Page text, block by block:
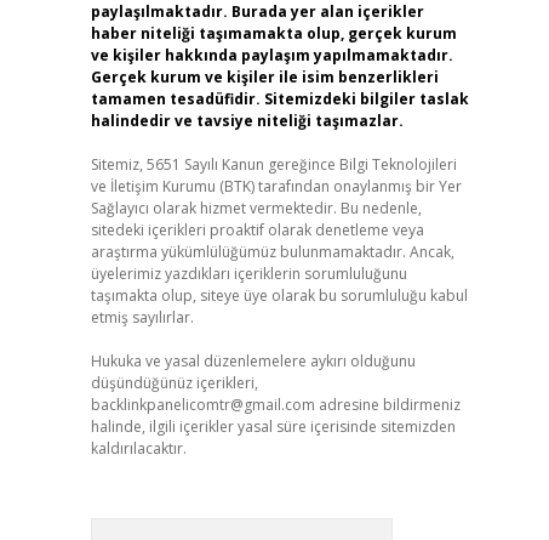
paylaşılmaktadır. Burada yer alan içerikler
haber niteliği taşımamakta olup, gerçek kurum
ve kişiler hakkında paylaşım yapılmamaktadır.
Gerçek kurum ve kişiler ile isim benzerlikleri
tamamen tesadüfidir. Sitemizdeki bilgiler taslak
halindedir ve tavsiye niteliği taşımazlar.
Sitemiz, 5651 Sayılı Kanun gereğince Bilgi Teknolojileri
ve İletişim Kurumu (BTK) tarafından onaylanmış bir Yer
Sağlayıcı olarak hizmet vermektedir. Bu nedenle,
sitedeki içerikleri proaktif olarak denetleme veya
araştırma yükümlülüğümüz bulunmamaktadır. Ancak,
üyelerimiz yazdıkları içeriklerin sorumluluğunu
taşımakta olup, siteye üye olarak bu sorumluluğu kabul
etmiş sayılırlar.
Hukuka ve yasal düzenlemelere aykırı olduğunu
düşündüğünüz içerikleri,
backlinkpanelicomtr@gmail.com adresine bildirmeniz
halinde, ilgili içerikler yasal süre içerisinde sitemizden
kaldırılacaktır.